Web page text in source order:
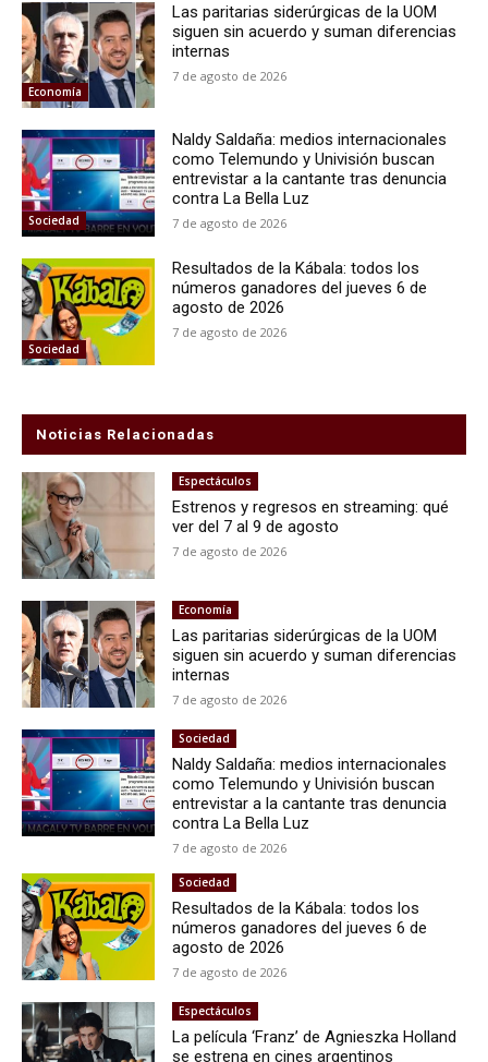
Economía
Las paritarias siderúrgicas de la UOM
siguen sin acuerdo y suman diferencias
internas
7 de agosto de 2026
Sociedad
Naldy Saldaña: medios internacionales
como Telemundo y Univisión buscan
entrevistar a la cantante tras denuncia
contra La Bella Luz
7 de agosto de 2026
Sociedad
Resultados de la Kábala: todos los
números ganadores del jueves 6 de
agosto de 2026
7 de agosto de 2026
Noticias Relacionadas
Espectáculos
Estrenos y regresos en streaming: qué
ver del 7 al 9 de agosto
7 de agosto de 2026
Economía
Las paritarias siderúrgicas de la UOM
siguen sin acuerdo y suman diferencias
internas
7 de agosto de 2026
Sociedad
Naldy Saldaña: medios internacionales
como Telemundo y Univisión buscan
entrevistar a la cantante tras denuncia
contra La Bella Luz
7 de agosto de 2026
Sociedad
Resultados de la Kábala: todos los
números ganadores del jueves 6 de
agosto de 2026
7 de agosto de 2026
Espectáculos
La película ‘Franz’ de Agnieszka Holland
se estrena en cines argentinos